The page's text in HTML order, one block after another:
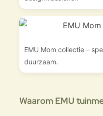
omvang en de
een
Of het nu gaat om
Emu, zijn weloverwogen
hoogspanning chic,
precisie als strengheid.
EMU Mom collectie –
duurzaam.
Waarom EMU